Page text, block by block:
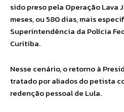
sido preso pela Operação Lava
meses, ou 580 dias, mais
Superintendência da Polícia
Curitiba.
Nesse cenário, o retorno à
tratado por aliados do petista
redenção pessoal de Lula.